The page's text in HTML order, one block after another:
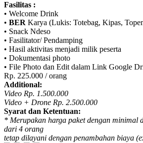
Fasilitas :
• Welcome Drink
• BER Karya (Lukis: Totebag, Kipas,
• Snack Ndeso
• Fasilitator/ Pendamping
• Hasil aktivitas menjadi milik peserta
• Dokumentasi photo
• File Photo dan Edit dalam Link Google
Rp. 225.000 / orang
Additional:
Video Rp. 1.500.000
Video + Drone Rp. 2.500.000
Syarat dan Ketentuan:
* Merupakan harga paket dengan minimal
dari 4 orang
tetap dilayani dengan penambahan biaya